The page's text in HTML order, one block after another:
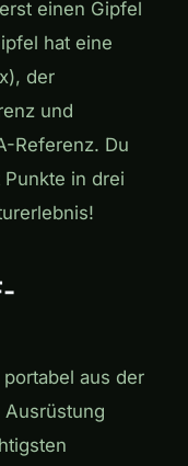
einen Gipfel
hat eine
der
und
Referenz. Du
in drei
aus der